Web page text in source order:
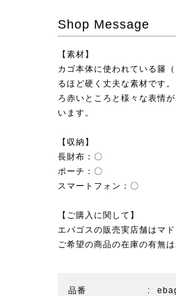
Shop Message
【素材】
カゴ本体に使われている籐
るほど硬く丈夫な素材です
ろ赤いところと様々な表情
います。
【収納】
長財布：〇
ポーチ：〇
スマートフォン：〇
【ご購入に関して】
エバゴスの販売実店舗は マ
ご希望の商品の在庫の有無
品番